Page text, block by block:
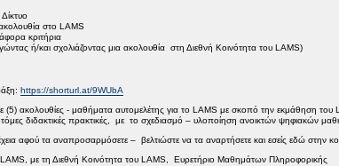
στο LAMS
κριτήρια
ή/και σχολιάζοντας μια ακολουθία στη Διεθνή Κοινότητα του LAMS)
https://shorturl.at/9WUbA
(5) ακολουθίες - μαθήματα αυτομελέτης για το LAMS με σκοπό την εκμάθηση
διδακτικές πρακτικές, με το σχεδιασμό – υλοποίηση ανοικτών ψηφιακών
αφού τα αναπροσαρμόσετε – βελτιώστε να τα αναρτήσετε και εσείς εδώ στην
με τη Διεθνή Κοινότητα του LAMS, Ευρετήριο Μαθημάτων Πληροφορικής